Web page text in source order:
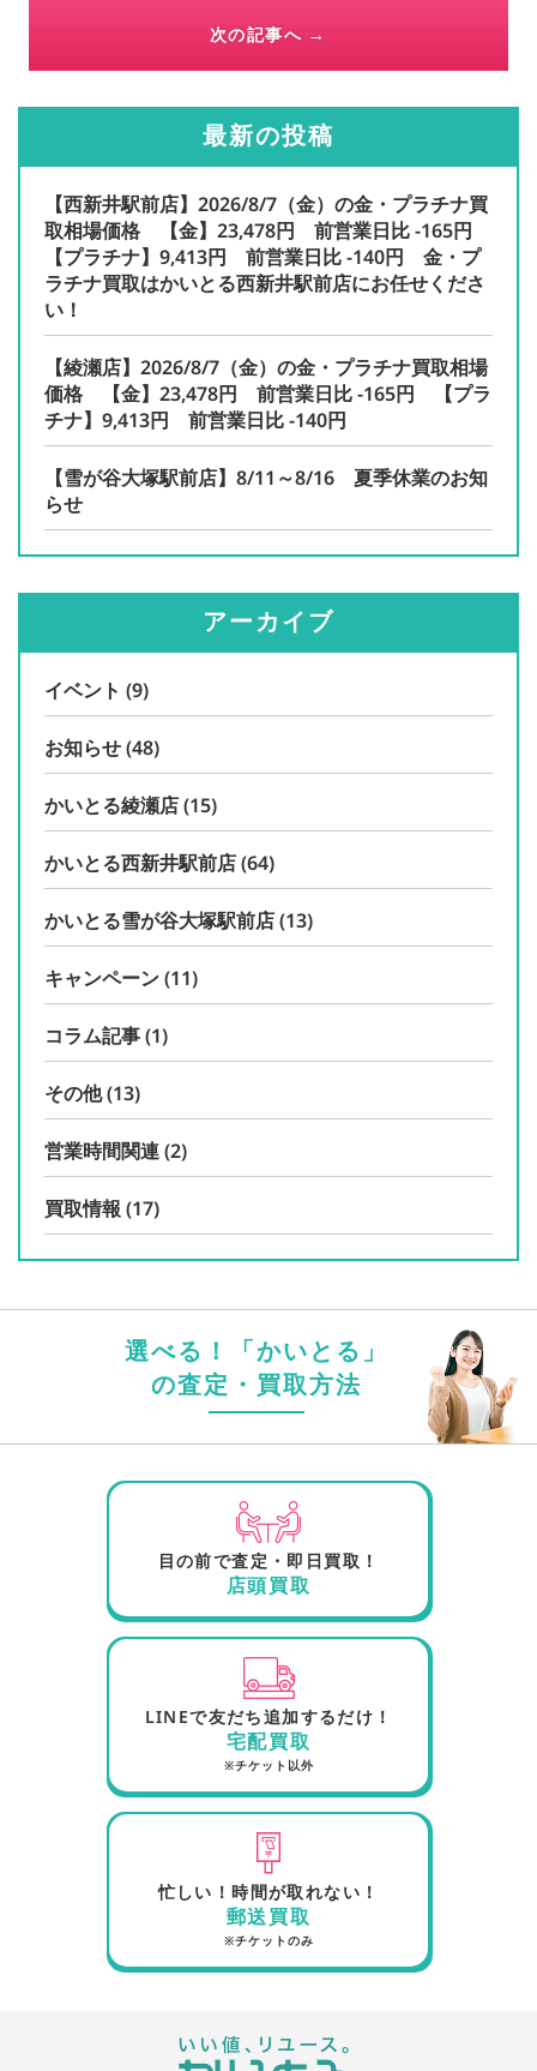
次の記事へ →
最新の投稿
【西新井駅前店】2026/8/7（金）の金・プラチナ買
取相場価格 【金】23,478円 前営業日比 -165円
【プラチナ】9,413円 前営業日比 -140円 金・プ
ラチナ買取はかいとる西新井駅前店にお任せくださ
い！
【綾瀬店】2026/8/7（金）の金・プラチナ買取相場
価格 【金】23,478円 前営業日比 -165円 【プラ
チナ】9,413円 前営業日比 -140円
【雪が谷大塚駅前店】8/11～8/16 夏季休業のお知
らせ
アーカイブ
イベント (9)
お知らせ(48)
かいとる綾瀬店(15)
かいとる西新井駅前店(64)
かいとる雪が谷大塚駅前店(13)
キャンペーン(11)
コラム記事(1)
その他(13)
営業時間関連(2)
買取情報 (17)
選べる！「かいとる」
の査定・買取方法
目の前で査定・即日買取！
店頭買取
LINEで友だち追加するだけ！
宅配買取
※チケット以外
忙しい！時間が取れない！
郵送買取
※チケットのみ